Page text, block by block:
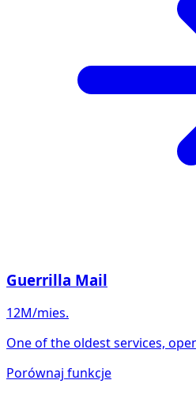
Guerrilla Mail
12M/mies.
One of the oldest services,
Porównaj funkcje